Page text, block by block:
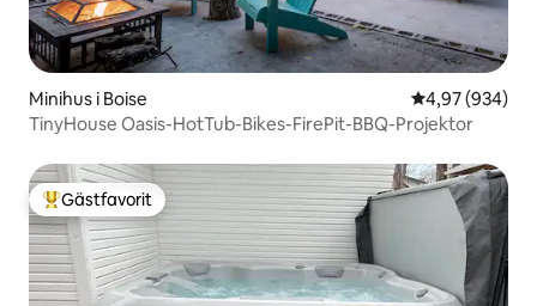
Minihus i Boise 4,97 av 5 i
4,97 (934)
TinyHouse Oasis-HotTub-Bikes-FirePit-BBQ-Projektor
Populär gästfavorit
Gästfavorit